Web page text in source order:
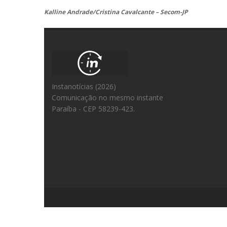
Kalline Andrade/Cristina Cavalcante – Secom-JP
Instanotícias (2026)
Comunicação no mesmo instante
Paraíba - CEP 58239-423.